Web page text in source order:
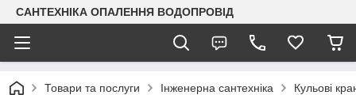
САНТЕХНІКА ОПАЛЕННЯ ВОДОПРОВІД
Товари та послуги Інженерна сантехніка Кульові